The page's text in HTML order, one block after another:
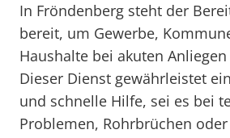
In Fröndenberg steht der
bereit, um Gewerbe,
Haushalte bei akuten
Dieser Dienst gewährleistet
und schnelle Hilfe, sei es bei
Problemen, Rohrbrüchen